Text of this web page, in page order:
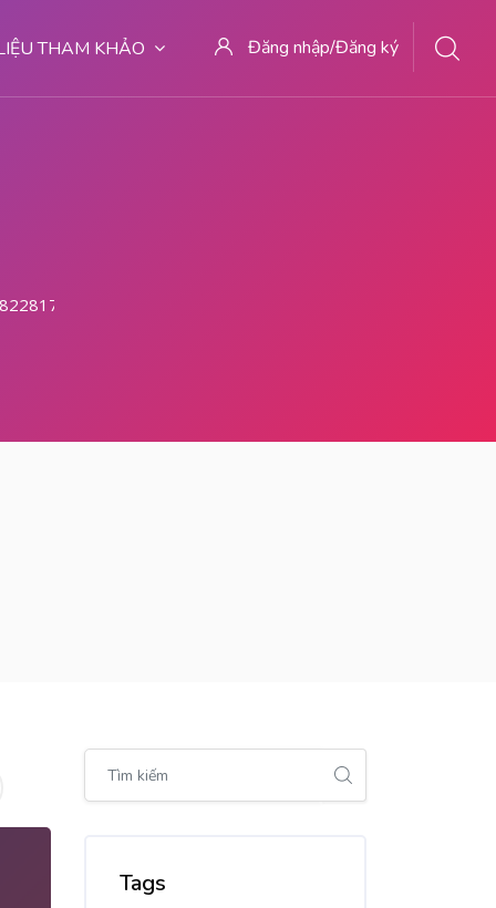
THAM KHẢO Đăng nhập/Đăng ký
Dokter Kuret Di Malang
Bỏ qua [Cocoon] Global search (sidebar)
Tags